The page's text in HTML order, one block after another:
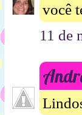
você
11 de